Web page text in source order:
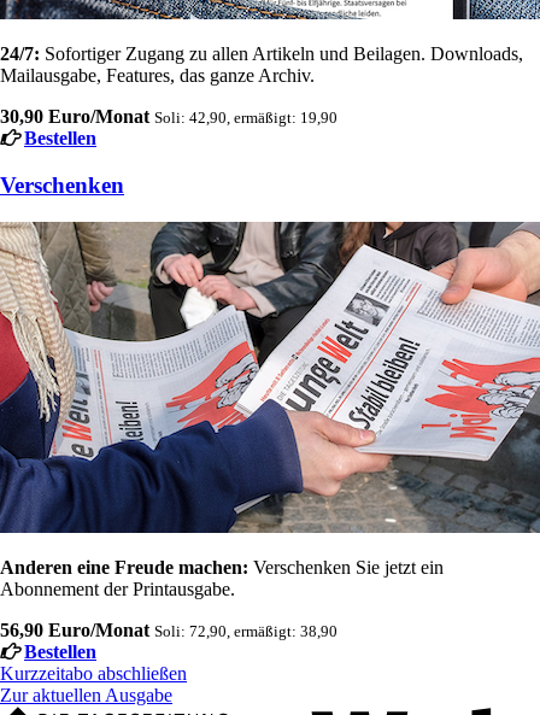
24/7: Sofortiger Zugang zu allen Artikeln und Beilagen. Downloads,
Mailausgabe, Features, das ganze Archiv.
30,90 Euro/Monat Soli: 42,90, ermäßigt: 19,90
Bestellen
Verschenken
Anderen eine Freude machen: Verschenken Sie jetzt ein
Abonnement der Printausgabe.
56,90 Euro/Monat Soli: 72,90, ermäßigt: 38,90
Bestellen
Kurzzeitabo abschließen
Zur aktuellen Ausgabe